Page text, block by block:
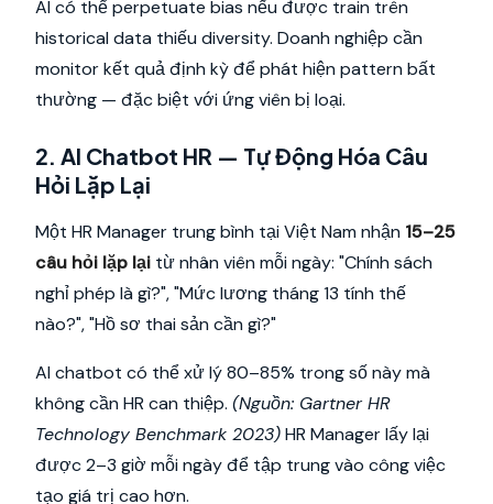
AI có thể perpetuate bias nếu được train trên
historical data thiếu diversity. Doanh nghiệp cần
monitor kết quả định kỳ để phát hiện pattern bất
thường — đặc biệt với ứng viên bị loại.
2. AI Chatbot HR — Tự Động Hóa Câu
Hỏi Lặp Lại
Một HR Manager trung bình tại Việt Nam nhận 15–25
câu hỏi lặp lại từ nhân viên mỗi ngày: "Chính sách
nghỉ phép là gì?", "Mức lương tháng 13 tính thế
nào?", "Hồ sơ thai sản cần gì?"
AI chatbot có thể xử lý 80–85% trong số này mà
không cần HR can thiệp. (Nguồn: Gartner HR
Technology Benchmark 2023)HR Manager lấy lại
được 2–3 giờ mỗi ngày để tập trung vào công việc
tạo giá trị cao hơn.